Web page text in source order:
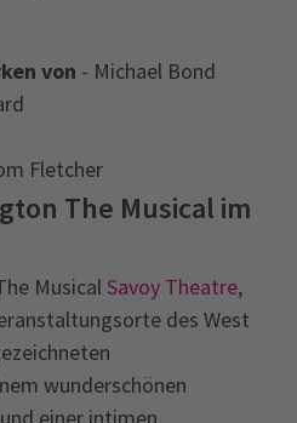
von - Michael Bond
Fletcher
The Musical im
MusicalSavoy Theatre,
des West
wunderschönen